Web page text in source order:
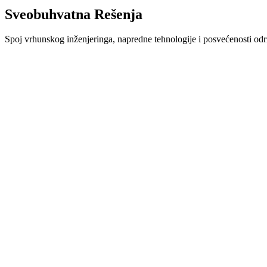
Sveobuhvatna Rešenja
Spoj vrhunskog inženjeringa, napredne tehnologije i posvećenosti